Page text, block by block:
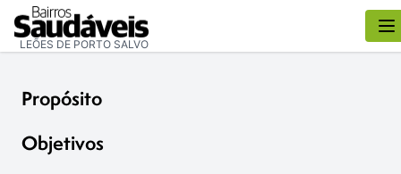
LEÕES DE PORTO SALVO
Propósito
Objetivos